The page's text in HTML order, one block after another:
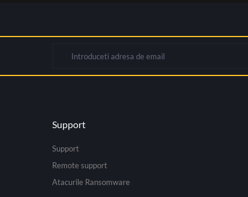
Support
Support
Remote support
Atacurile Ransomware